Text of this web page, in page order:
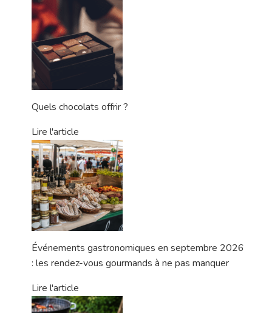
Quels chocolats offrir ?
Lire l'article
Événements gastronomiques en septembre 2026
: les rendez-vous gourmands à ne pas manquer
Lire l'article